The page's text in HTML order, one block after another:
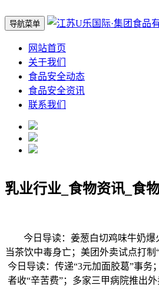
导航菜单
网站首页
关于我们
食品安全动态
食品安全资讯
联系我们
乳业行业_食物资讯_食
今日导读：姜葱白切鸡味牛奶爆
当茶饮中毒身亡；美团外卖试点打制
今日导读：传递“3元加面胶葛”事务
者收“辛苦费”；多家三甲病院推出